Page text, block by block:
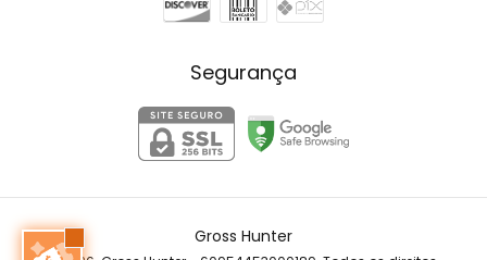
Segurança
Gross Hunter